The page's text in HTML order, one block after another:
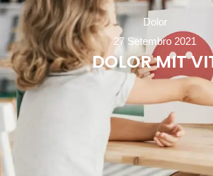
Dolor
27 Setembro 2021
DOLOR MIT